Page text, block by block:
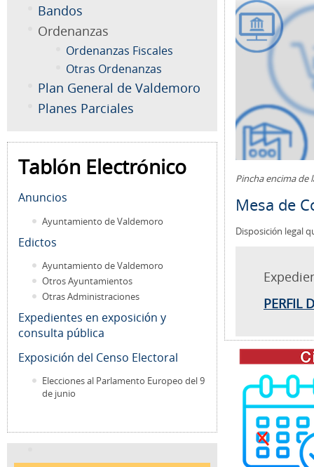
Bandos
Ordenanzas
Ordenanzas Fiscales
Otras Ordenanzas
Plan General de Valdemoro
Planes Parciales
Tablón Electrónico
Anuncios
Ayuntamiento de Valdemoro
Edictos
Ayuntamiento de Valdemoro
Otros Ayuntamientos
Otras Administraciones
Expedientes en exposición y
consulta pública
Exposición del Censo Electoral
Elecciones al Parlamento Europeo del 9
de junio
Pincha encima de
Mesa de
Disposición legal
PERFIL